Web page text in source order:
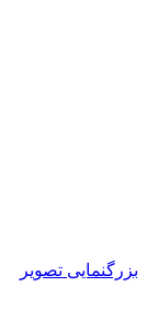
بزرگنمایی تصویر